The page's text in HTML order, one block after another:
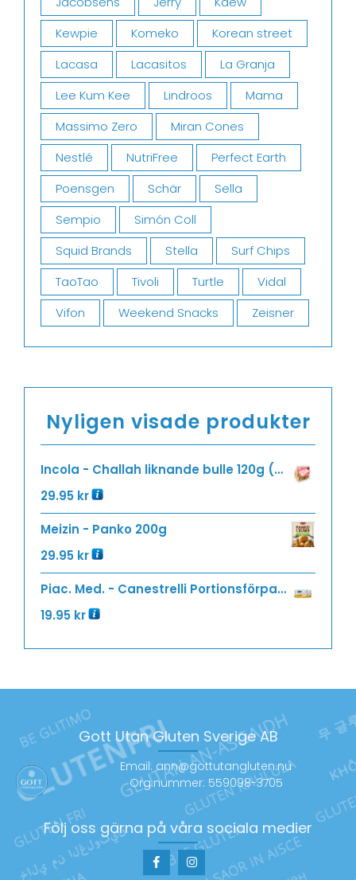
Kewpie
Komeko
Korean street
Lacasa
Lacasitos
La Granja
Lee Kum Kee
Lindroos
Mama
Massimo Zero
Miran Cones
Nestlé
NutriFree
Perfect Earth
Poensgen
Schär
Sella
Sempio
Simón Coll
Squid Brands
Stella
Surf Chips
TaoTao
Tivoli Turtle
Vidal
Vifon
Weekend Snacks Zeisner
Nyligen visade produkter
Incola - Challah liknande bulle 120g (2X60g)
29.95 kr
Meizin - Panko 200g
29.95 kr
Piac. Med. - Canestrelli Portionsförpackning 36g
19.95 kr
Gott Utan Gluten Sverige AB
Email: ann@gottutangluten.nu
Org.nummer: 559098-3705
Följ oss gärna på våra sociala medier